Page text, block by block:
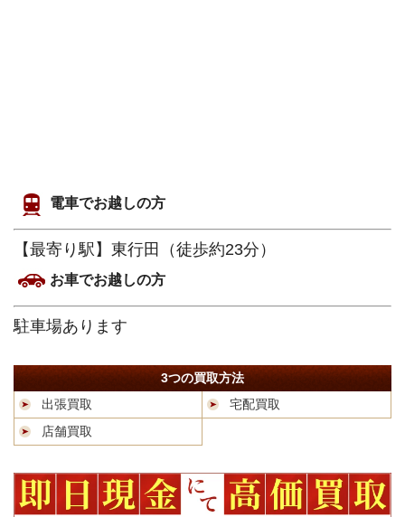
電車でお越しの方
【最寄り駅】東行田（徒歩約23分）
お車でお越しの方
駐車場あります
3つの買取方法
出張買取
宅配買取
店舗買取